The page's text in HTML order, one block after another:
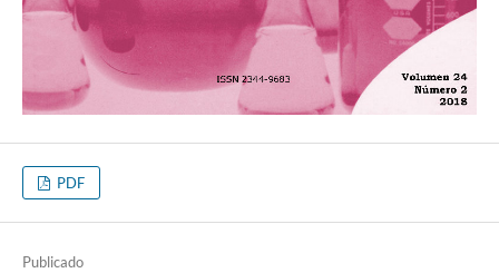
PDF
Publicado